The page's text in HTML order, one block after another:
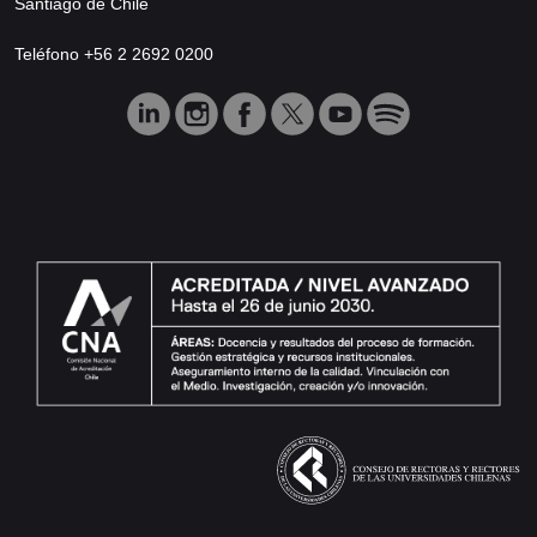
Teléfono +56 2 2692 0200